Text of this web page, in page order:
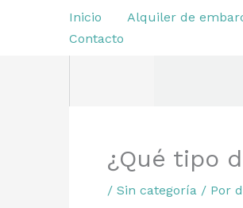
Inicio Alquiler de
Contacto
¿Qué tipo
/ Sin categoría / Por